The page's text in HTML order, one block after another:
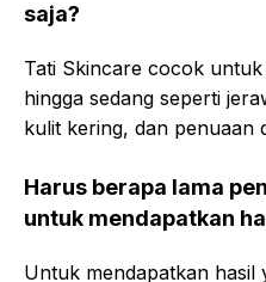
saja?
Tati Skincare cocok
hingga sedang seperti
kulit kering, dan penuaan
Harus berapa lama
untuk mendapatkan
Untuk mendapatkan hasil